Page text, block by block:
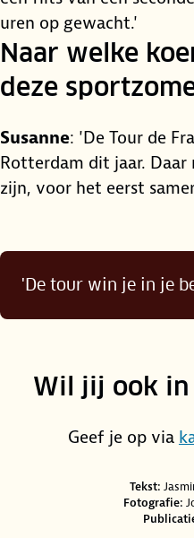
uren op gewacht.'
Naar welke
deze
Susanne: 'De Tour de
Rotterdam dit jaar.
zijn, voor het eerst
'De tour win je in je
Wil jij ook
​Geef je op via
Credits en bronnenTekst:
Fotografie: